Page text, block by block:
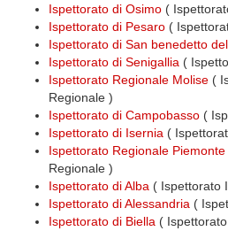
Ispettorato di Osimo (
Ispettorato di Pesaro (
Ispettorato di San benedetto
Ispettorato di Senigallia (
Ispettorato Regionale Molise (
Regionale )
Ispettorato di Campobasso (
Ispettorato di Isernia (
Ispettorato Regionale Piemonte
Regionale )
Ispettorato di Alba ( Ispettorato
Ispettorato di Alessandria (
Ispettorato di Biella (